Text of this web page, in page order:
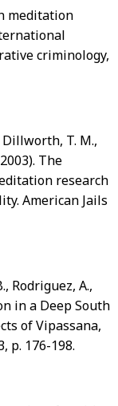
meditation
criminology,
Dillworth, T. M.,
The
research
American Jails
Rodriguez, A.,
in a Deep South
of Vipassana,
p. 176-198.